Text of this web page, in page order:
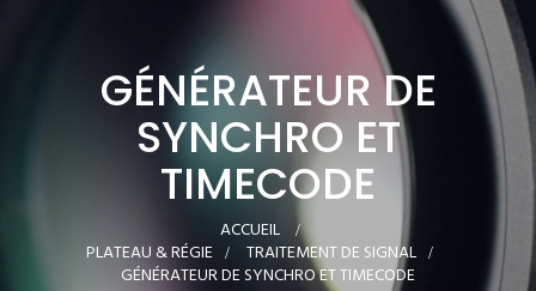
GÉNÉRATEUR DE
SYNCHRO ET
TIMECODE
ACCUEIL >
PLATEAU & RÉGIE > TRAITEMENT DE SIGNAL >
GÉNÉRATEUR DE SYNCHRO ET TIMECODE